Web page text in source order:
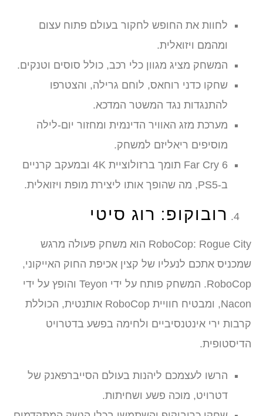
לחוות את החופש לחקור בעולם פתוח עצום
ומהמם ויזואלית.
המשחק מציג מגוון כלי רכב, כולל סוסים וטנקים.
שחקו כדני רוחאס, לוחם גרילה, והצטרפו
להתנגדות נגד המשטר המדכא.
מערכת מזג האוויר הדינמית ומחזור יום-לילה
מוסיפים ריאליזם למשחק.
Far Cry 6 תומך ברזולוציית 4K ובמעקב קרניים
ב-PS5, מה שהופך אותו ליצירת מופת ויזואלית.
רובוקופ: רוג סיטי
RoboCop: Rogue City הוא משחק פעולה מרגש
שמכניס אתכם לנעליו של קצין אכיפת החוק האייקוני,
RoboCop. המשחק פותח על ידי Teyon והופץ על ידי
Nacon, ומבטיח חוויית RoboCop אותנטית, הכוללת
קרבות ירי אינטנסיביים ולחימה בפשע בדטרויט
הדיסטופית.
הרשו לעצמכם ליהנות בעולם הסייברפאנק של
דטרויט, מוכה פשע ושחיתות.